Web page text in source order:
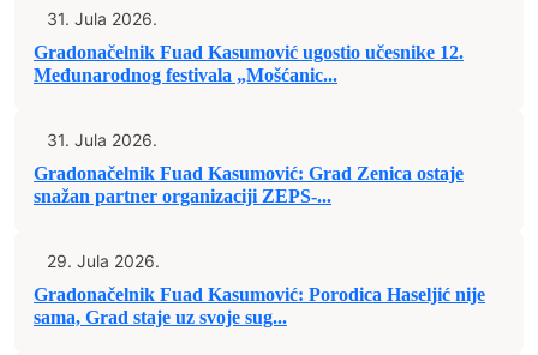
31. Jula 2026.
Gradonačelnik Fuad Kasumović ugostio učesnike 12.
Međunarodnog festivala „Mošćanic...
31. Jula 2026.
Gradonačelnik Fuad Kasumović: Grad Zenica ostaje
snažan partner organizaciji ZEPS-...
29. Jula 2026.
Gradonačelnik Fuad Kasumović: Porodica Haseljić nije
sama, Grad staje uz svoje sug...